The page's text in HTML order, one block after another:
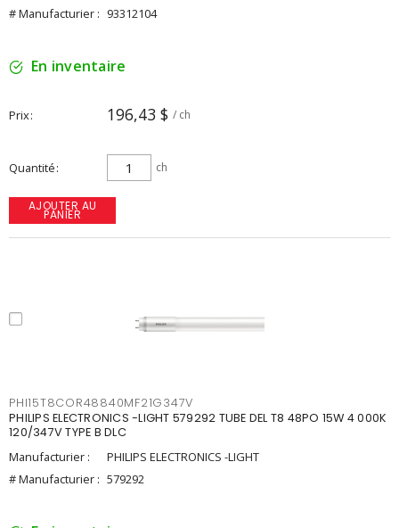
# Manufacturier : 93312104
En inventaire
Prix 196,43 $ / ch
Quantité ch
AJOUTER AU
PANIER
PHI15T8COR48840MF21G347V
PHILIPS ELECTRONICS -LIGHT 579292 TUBE DEL T8 48PO 15W 4 000K
120/347V TYPE B DLC
Manufacturier :
PHILIPS ELECTRONICS -LIGHT
# Manufacturier : 579292